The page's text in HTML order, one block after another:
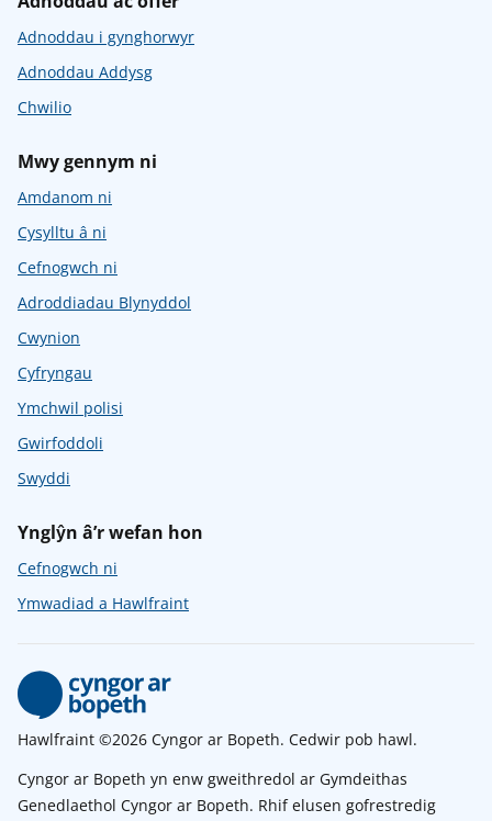
Adnoddau i gynghorwyr
Adnoddau Addysg
Chwilio
Mwy gennym ni
Amdanom ni
Cysylltu â ni
Cefnogwch ni
Adroddiadau Blynyddol
Cwynion
Cyfryngau
Ymchwil polisi
Gwirfoddoli
Swyddi
Ynglŷn â’r wefan hon
Cefnogwch ni
Ymwadiad a Hawlfraint
Hawlfraint ©2026 Cyngor ar Bopeth. Cedwir pob hawl.
Cyngor ar Bopeth yn enw gweithredol ar Gymdeithas
Genedlaethol Cyngor ar Bopeth. Rhif elusen gofrestredig